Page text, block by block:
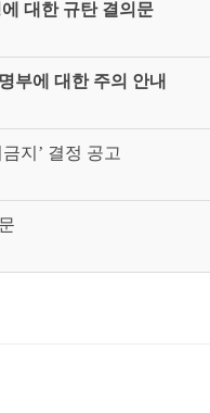
대한 규탄 결의문
부에 대한 주의 안내
지’ 결정 공고